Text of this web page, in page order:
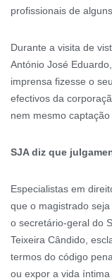
profissionais de
Durante a visita de
António José
imprensa fizesse o
efectivos da
nem mesmo captação
SJA diz que
Especialistas em
que o magistrado
o secretário-geral do
Teixeira Cândido,
termos do código
ou expor a vida íntima